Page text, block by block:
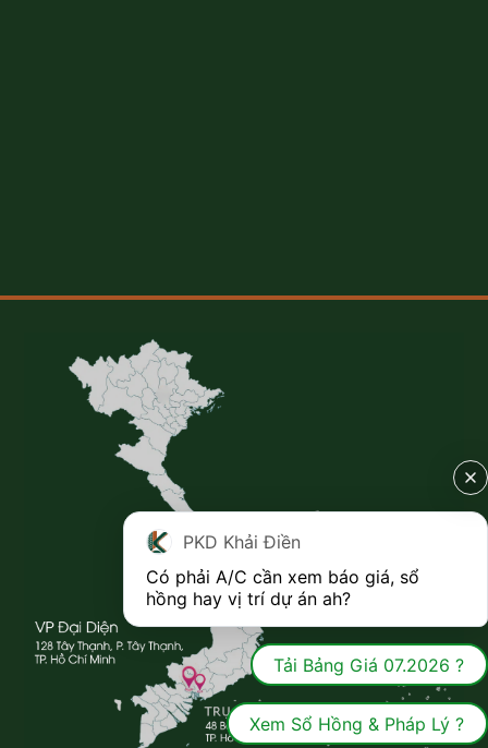
PKD Khải Điền
Có phải A/C cần xem báo giá, sổ
hồng hay vị trí dự án ah?
Tải Bảng Giá 07.2026 ?
Xem Sổ Hồng & Pháp Lý ?